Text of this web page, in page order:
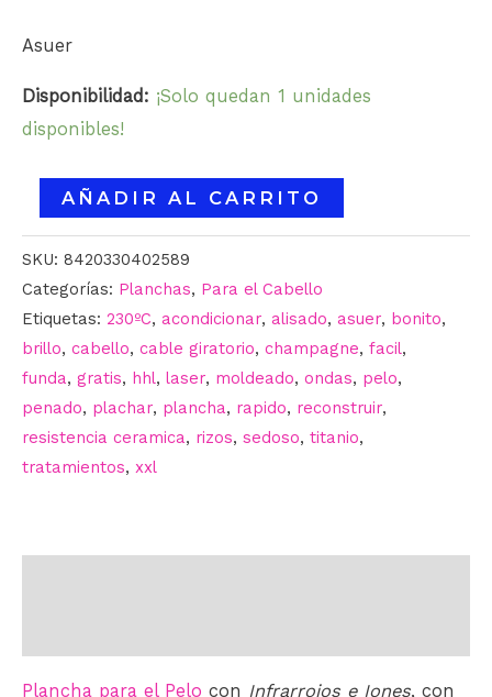
Asuer
Disponibilidad: ¡Solo quedan 1 unidades
disponibles!
AÑADIR AL CARRITO
SKU: 8420330402589
Categorías: Planchas, Para el Cabello
Etiquetas: 230ºC, acondicionar, alisado, asuer, bonito,
brillo, cabello, cable giratorio, champagne, facil,
funda, gratis, hhl, laser, moldeado, ondas, pelo,
penado, plachar, plancha, rapido, reconstruir,
resistencia ceramica, rizos, sedoso, titanio,
tratamientos, xxl
Plancha para el Pelo con Infrarrojos e Iones, con